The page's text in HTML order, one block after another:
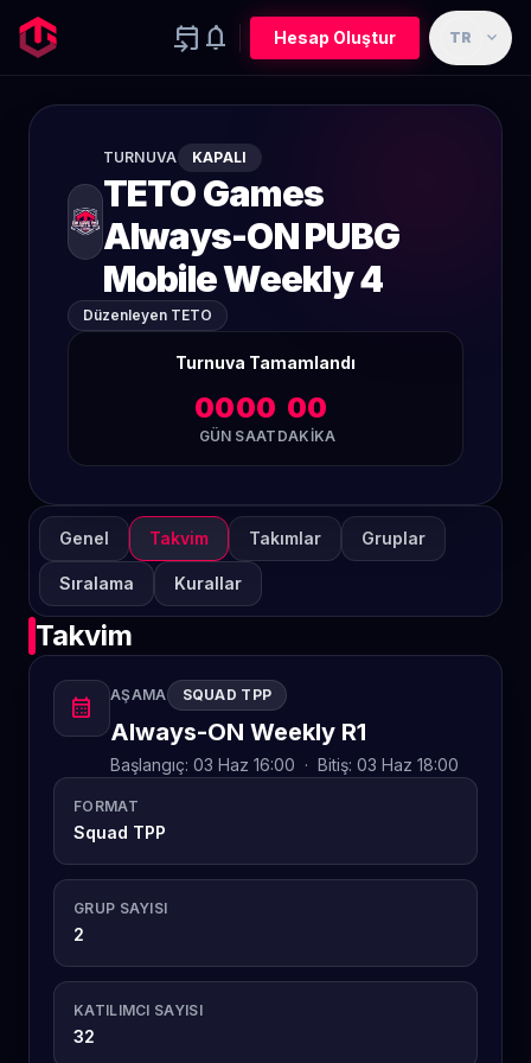
event_upcoming notifications Hesap Oluştur TR expand_more
TURNUVA KAPALI
TETO Games
Always-ON PUBG
Mobile Weekly 4
Düzenleyen TETO
Turnuva Tamamlandı
00
GÜN
00
SAAT
00
DAKIKA
Genel Takvim Takımlar Gruplar
Sıralama Kurallar
Takvim
calendar_month AŞAMA SQUAD TPP
Always-ON Weekly R1
Başlangıç: 03 Haz 16:00 · Bitiş: 03 Haz 18:00
FORMAT
Squad TPP
GRUP SAYISI
2
KATILIMCI SAYISI
32